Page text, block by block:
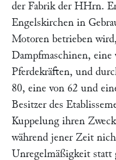
der Fabrik der HHrn.
Engelskirchen in
Motoren betrieben
Dampfmaschinen, eine
Pferdekräften, und
80, eine von 62 und
Besitzer des
Kuppelung ihren
während jener Zeit
Unregelmäßigkeit statt